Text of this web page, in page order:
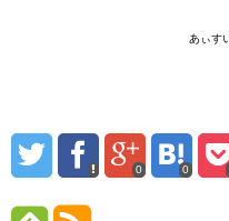
あぃす
0 0